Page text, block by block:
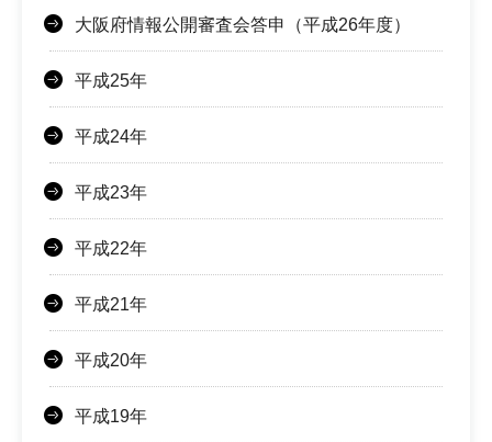
大阪府情報公開審査会答申（平成26年度）
平成25年
平成24年
平成23年
平成22年
平成21年
平成20年
平成19年